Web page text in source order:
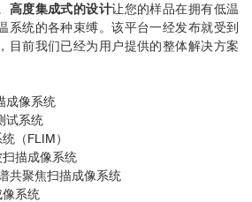
高度集成式的设计让您的样品在拥有低温
系统的各种束缚。该平台一经发布就受到
目前我们已经为用户提供的整体解决方案
像系统
试系统
（FLIM）
描成像系统
聚焦扫描成像系统
系统